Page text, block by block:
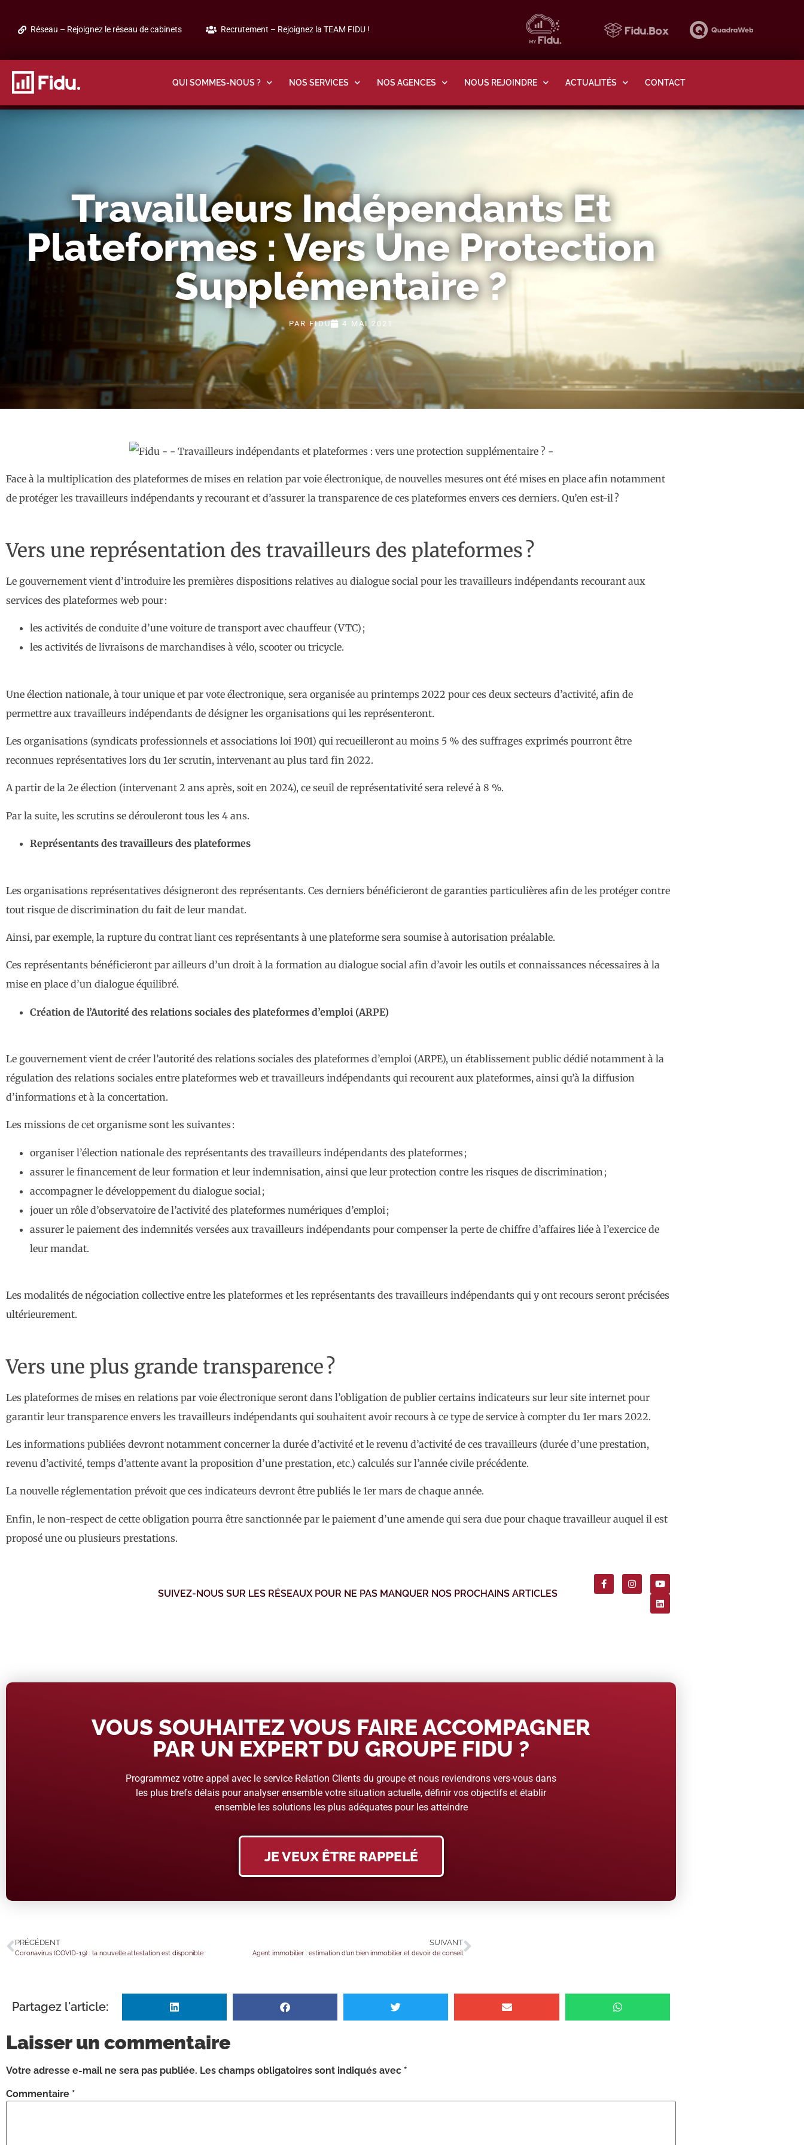
Réseau – Rejoignez le réseau de cabinets Recrutement – Rejoignez la TEAM FIDU !
QUI SOMMES-NOUS ? NOS SERVICES NOS AGENCES NOUS REJOINDRE ACTUALITÉS CONTACT
Travailleurs Indépendants Et
Plateformes : Vers Une Protection
Supplémentaire ?
PAR FIDU 4 MAI 2021
Face à la multiplication des plateformes de mises en relation par voie électronique, de nouvelles mesures ont été mises en place afin notamment
de protéger les travailleurs indépendants y recourant et d’assurer la transparence de ces plateformes envers ces derniers. Qu’en est-il ?
Vers une représentation des travailleurs des plateformes ?
Le gouvernement vient d’introduire les premières dispositions relatives au dialogue social pour les travailleurs indépendants recourant aux
services des plateformes web pour :
les activités de conduite d’une voiture de transport avec chauffeur (VTC) ;
les activités de livraisons de marchandises à vélo, scooter ou tricycle.
Une élection nationale, à tour unique et par vote électronique, sera organisée au printemps 2022 pour ces deux secteurs d’activité, afin de
permettre aux travailleurs indépendants de désigner les organisations qui les représenteront.
Les organisations (syndicats professionnels et associations loi 1901) qui recueilleront au moins 5 % des suffrages exprimés pourront être
reconnues représentatives lors du 1er scrutin, intervenant au plus tard fin 2022.
A partir de la 2e élection (intervenant 2 ans après, soit en 2024), ce seuil de représentativité sera relevé à 8 %.
Par la suite, les scrutins se dérouleront tous les 4 ans.
Représentants des travailleurs des plateformes
Les organisations représentatives désigneront des représentants. Ces derniers bénéficieront de garanties particulières afin de les protéger contre
tout risque de discrimination du fait de leur mandat.
Ainsi, par exemple, la rupture du contrat liant ces représentants à une plateforme sera soumise à autorisation préalable.
Ces représentants bénéficieront par ailleurs d’un droit à la formation au dialogue social afin d’avoir les outils et connaissances nécessaires à la
mise en place d’un dialogue équilibré.
Création de l’Autorité des relations sociales des plateformes d’emploi (ARPE)
Le gouvernement vient de créer l’autorité des relations sociales des plateformes d’emploi (ARPE), un établissement public dédié notamment à la
régulation des relations sociales entre plateformes web et travailleurs indépendants qui recourent aux plateformes, ainsi qu’à la diffusion
d’informations et à la concertation.
Les missions de cet organisme sont les suivantes :
organiser l’élection nationale des représentants des travailleurs indépendants des plateformes ;
assurer le financement de leur formation et leur indemnisation, ainsi que leur protection contre les risques de discrimination ;
accompagner le développement du dialogue social ;
jouer un rôle d’observatoire de l’activité des plateformes numériques d’emploi ;
assurer le paiement des indemnités versées aux travailleurs indépendants pour compenser la perte de chiffre d’affaires liée à l’exercice de
leur mandat.
Les modalités de négociation collective entre les plateformes et les représentants des travailleurs indépendants qui y ont recours seront précisées
ultérieurement.
Vers une plus grande transparence ?
Les plateformes de mises en relations par voie électronique seront dans l’obligation de publier certains indicateurs sur leur site internet pour
garantir leur transparence envers les travailleurs indépendants qui souhaitent avoir recours à ce type de service à compter du 1er mars 2022.
Les informations publiées devront notamment concerner la durée d’activité et le revenu d’activité de ces travailleurs (durée d’une prestation,
revenu d’activité, temps d’attente avant la proposition d’une prestation, etc.) calculés sur l’année civile précédente.
La nouvelle réglementation prévoit que ces indicateurs devront être publiés le 1er mars de chaque année.
Enfin, le non-respect de cette obligation pourra être sanctionnée par le paiement d’une amende qui sera due pour chaque travailleur auquel il est
proposé une ou plusieurs prestations.
SUIVEZ-NOUS SUR LES RÉSEAUX POUR NE PAS MANQUER NOS PROCHAINS ARTICLES
VOUS SOUHAITEZ VOUS FAIRE ACCOMPAGNER
PAR UN EXPERT DU GROUPE FIDU ?
Programmez votre appel avec le service Relation Clients du groupe et nous reviendrons vers-vous dans
les plus brefs délais pour analyser ensemble votre situation actuelle, définir vos objectifs et établir
ensemble les solutions les plus adéquates pour les atteindre
JE VEUX ÊTRE RAPPELÉ
PRÉCÉDENT
Coronavirus (COVID-19) : la nouvelle attestation est disponible
SUIVANT
Agent immobilier : estimation d’un bien immobilier et devoir de conseil
Partagez l'article:
Laisser un commentaire
Votre adresse e-mail ne sera pas publiée. Les champs obligatoires sont indiqués avec *
Commentaire *